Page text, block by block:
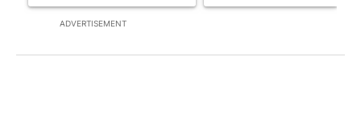
ADVERTISEMENT